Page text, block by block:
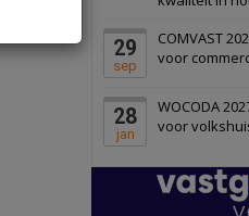
29
sep
COMVAST
voor
28
jan
WOCODA
voor
22 september 2026
28 september 2026